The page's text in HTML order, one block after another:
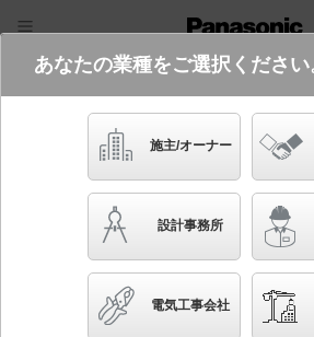
電気・建築設備（ビジネス）
フリーワード
品番・キーワード
XED1230L
起動方式違いの
あなたの業種をご選択ください
施主/オーナー
設計事務所
電気工事会社